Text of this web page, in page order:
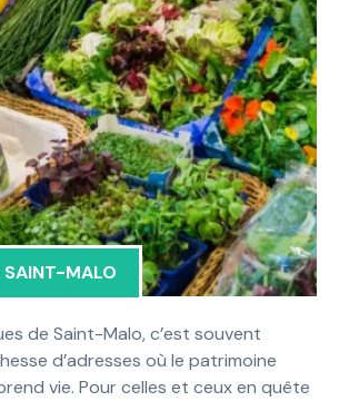
SAINT-MALO
de Saint-Malo, c’est souvent
d’adresses où le patrimoine
vie. Pour celles et ceux en quête